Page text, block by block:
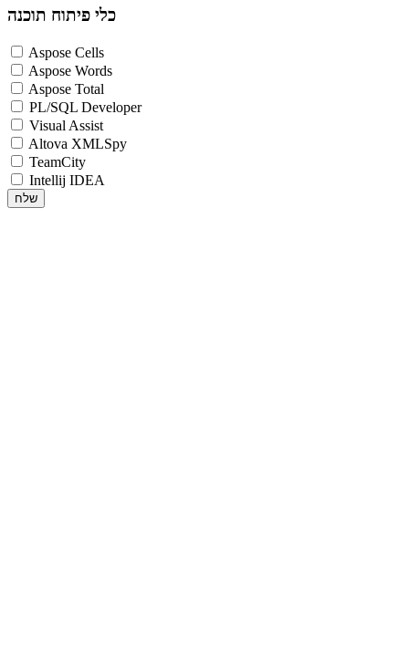
כלי פיתוח תוכנה
Aspose Cells
Aspose Words
Aspose Total
PL/SQL Developer
Visual Assist
Altova XMLSpy
TeamCity
Intellij IDEA